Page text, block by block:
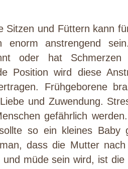
Sitzen und Füttern kann
enorm anstrengend
oder hat
Position wird diese
Frühgeborene
und Zuwendung.
gefährlich
so ein kleines Baby
dass die Mutter
und müde sein wird, ist die